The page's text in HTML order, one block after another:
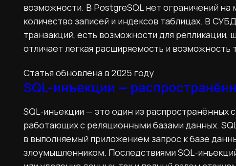
возможности. В PostgreSQL нет ограничений
количество записей и индексов таблицах. В
транзакций, есть возможности для
отличает легкая расширяемость и возможность
Статья обновлена в 2025 году
SQL-инъекции —
SQL‑инъекции — это один из распространённых
работающих с реляционными базами данных.
в выполняемый приложением запрос к базе
злоумышленником. Последствиями